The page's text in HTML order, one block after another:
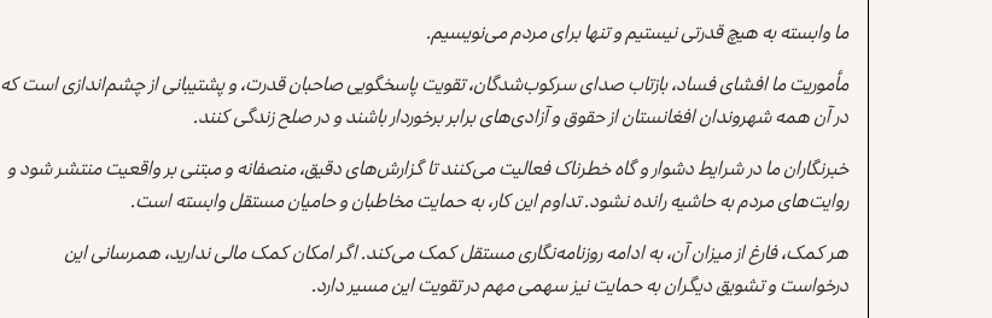
ما وابسته به هیچ قدرتی نیستیم و تنها برای مردم می‌نویسیم.
مأموریت ما افشای فساد، بازتاب صدای سرکوب‌شدگان، تقویت پاسخگویی صاحبان قدرت، و پشتیبانی از چشم‌اندازی است که
در آن همه شهروندان افغانستان از حقوق و آزادی‌های برابر برخوردار باشند و در صلح زندگی کنند.
خبرنگاران ما در شرایط دشوار و گاه خطرناک فعالیت می‌کنند تا گزارش‌های دقیق، منصفانه و مبتنی بر واقعیت منتشر شود و
روایت‌های مردم به حاشیه رانده نشود. تداوم این کار، به حمایت مخاطبان و حامیان مستقل وابسته است.
هر کمک، فارغ از میزان آن، به ادامه روزنامه‌نگاری مستقل کمک می‌کند. اگر امکان کمک مالی ندارید، همرسانی این
درخواست و تشویق دیگران به حمایت نیز سهمی مهم در تقویت این مسیر دارد.